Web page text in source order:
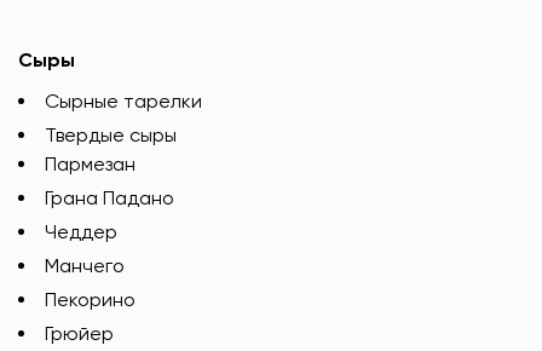
Сыры
Сырные тарелки
Твердые сыры
Пармезан
Грана Падано
Чеддер
Манчего
Пекорино
Грюйер